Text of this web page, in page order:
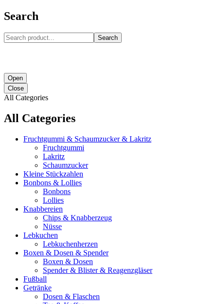
Search
Search
Open
Close
All Categories
All Categories
Fruchtgummi & Schaumzucker & Lakritz
Fruchtgummi
Lakritz
Schaumzucker
Kleine Stückzahlen
Bonbons & Lollies
Bonbons
Lollies
Knabbereien
Chips & Knabberzeug
Nüsse
Lebkuchen
Lebkuchenherzen
Boxen & Dosen & Spender
Boxen & Dosen
Spender & Blister & Reagenzgläser
Fußball
Getränke
Dosen & Flaschen